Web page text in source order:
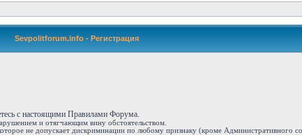
Sevpolitforum.info - Регистрация
с настоящими Правилами Форума.
и отягчающим вину обстоятельством.
не допускает дискриминации по любому признаку (кроме Административного